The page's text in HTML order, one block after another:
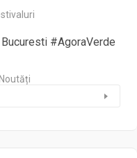
#AgoraVerde
Noutăți